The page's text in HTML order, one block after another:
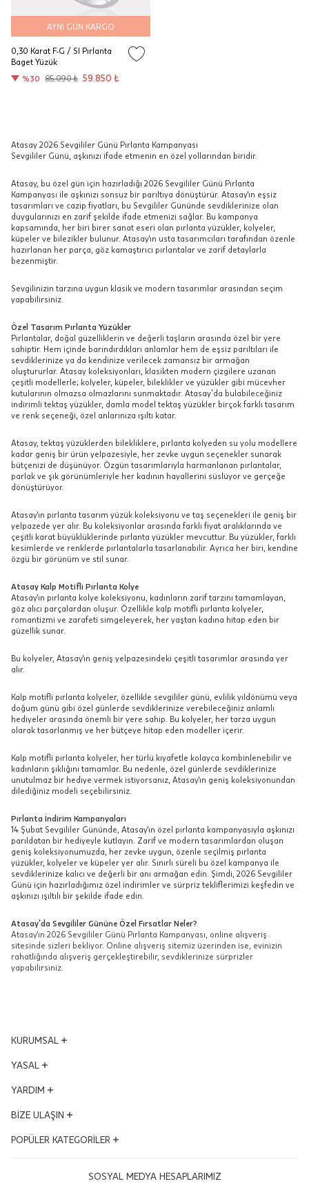
AYNI GÜN KARGO
0,30 Karat F-G / SI Pırlanta
Baget Yüzük
%30
85.090 ₺ 59.850 ₺
Atasay 2026 Sevgililer Günü Pırlanta Kampanyası
Sevgililer Günü, aşkınızı ifade etmenin en özel yollarından biridir.
Atasay, bu özel gün için hazırladığı 2026 Sevgililer Günü Pırlanta
Kampanyası ile aşkınızı sonsuz bir parıltıya dönüştürür. Atasay'ın eşsiz
tasarımları ve cazip fiyatları, bu Sevgililer Gününde sevdiklerinize olan
duygularınızı en zarif şekilde ifade etmenizi sağlar. Bu kampanya
kapsamında, her biri birer sanat eseri olan pırlanta yüzükler, kolyeler,
küpeler ve bilezikler bulunur. Atasay'ın usta tasarımcıları tarafından özenle
hazırlanan her parça, göz kamaştırıcı pırlantalar ve zarif detaylarla
bezenmiştir.
Sevgilinizin tarzına uygun klasik ve modern tasarımlar arasından seçim
yapabilirsiniz.
Özel Tasarım Pırlanta Yüzükler
Pırlantalar, doğal güzelliklerin ve değerli taşların arasında özel bir yere
sahiptir. Hem içinde barındırdıkları anlamlar hem de eşsiz parıltıları ile
sevdiklerinize ya da kendinize verilecek zamansız bir armağan
oluştururlar. Atasay koleksiyonları, klasikten modern çizgilere uzanan
çeşitli modellerle; kolyeler, küpeler, bileklikler ve yüzükler gibi mücevher
kutularının olmazsa olmazlarını sunmaktadır. Atasay’da bulabileceğiniz
indirimli tektaş yüzükler, damla model tektaş yüzükler birçok farklı tasarım
ve renk seçeneği, özel anlarınıza ışıltı katar.
Atasay, tektaş yüzüklerden bilekliklere, pırlanta kolyeden su yolu modellere
kadar geniş bir ürün yelpazesiyle, her zevke uygun seçenekler sunarak
bütçenizi de düşünüyor. Özgün tasarımlarıyla harmanlanan pırlantalar,
parlak ve şık görünümleriyle her kadının hayallerini süslüyor ve gerçeğe
dönüştürüyor.
Atasay'ın pırlanta tasarım yüzük koleksiyonu ve taş seçenekleri ile geniş bir
yelpazede yer alır. Bu koleksiyonlar arasında farklı fiyat aralıklarında ve
çeşitli karat büyüklüklerinde pırlanta yüzükler mevcuttur. Bu yüzükler, farklı
kesimlerde ve renklerde pırlantalarla tasarlanabilir. Ayrıca her biri, kendine
özgü bir görünüm ve stil sunar.
Atasay Kalp Motifli Pırlanta Kolye
Atasay'ın pırlanta kolye koleksiyonu, kadınların zarif tarzını tamamlayan,
göz alıcı parçalardan oluşur. Özellikle kalp motifli pırlanta kolyeler,
romantizmi ve zarafeti simgeleyerek, her yaştan kadına hitap eden bir
güzellik sunar.
Bu kolyeler, Atasay'ın geniş yelpazesindeki çeşitli tasarımlar arasında yer
alır.
Kalp motifli pırlanta kolyeler, özellikle sevgililer günü, evlilik yıldönümü veya
doğum günü gibi özel günlerde sevdiklerinize verebileceğiniz anlamlı
hediyeler arasında önemli bir yere sahip. Bu kolyeler, her tarza uygun
olarak tasarlanmış ve her bütçeye hitap eden modeller içerir.
Kalp motifli pırlanta kolyeler, her türlü kıyafetle kolayca kombinlenebilir ve
kadınların şıklığını tamamlar. Bu nedenle, özel günlerde sevdiklerinize
unutulmaz bir hediye vermek istiyorsanız, Atasay'ın geniş koleksiyonundan
dilediğiniz modeli seçebilirsiniz.
Pırlanta İndirim Kampanyaları
14 Şubat Sevgililer Gününde, Atasay'ın özel pırlanta kampanyasıyla aşkınızı
parıldatan bir hediyeyle kutlayın. Zarif ve modern tasarımlardan oluşan
geniş koleksiyonumuzda, her zevke uygun, özenle seçilmiş pırlanta
yüzükler, kolyeler ve küpeler yer alır. Sınırlı süreli bu özel kampanya ile
sevdiklerinize kalıcı ve değerli bir anı armağan edin. Şimdi, 2026 Sevgililer
Günü için hazırladığımız özel indirimler ve sürpriz tekliflerimizi keşfedin ve
aşkınızı ışıltılı bir şekilde ifade edin.
Atasay’da Sevgililer Gününe Özel Fırsatlar Neler?
Atasay'ın 2026 Sevgililer Günü Pırlanta Kampanyası, online alışveriş
sitesinde sizleri bekliyor. Online alışveriş sitemiz üzerinden ise, evinizin
rahatlığında alışveriş gerçekleştirebilir, sevdiklerinize sürprizler
yapabilirsiniz.
KURUMSAL
Yönetim Kurulu
Dünden Bugüne
Ödüllerimiz
Kampanyalar
YASAL
KVKK Aydınlatma Metni
Kalite ve Çevre Politikası
Çerez Politikası
YARDIM
Hesabım
İptal & İade Şartları
BİZE ULAŞIN
Adres ve Konum
POPÜLER KATEGORİLER
Pırlanta Tektaş YüzükSOSYAL MEDYA HESAPLARIMIZ